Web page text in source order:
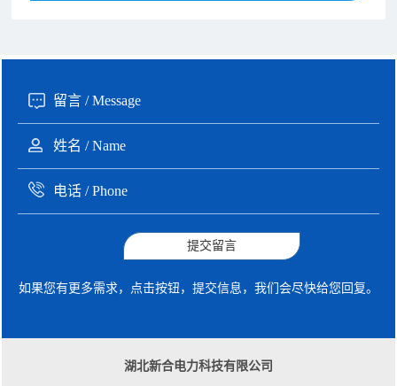
提交留言
如果您有更多需求，点击按钮，提交信息，我们会尽快给您回复。
湖北新合电力科技有限公司